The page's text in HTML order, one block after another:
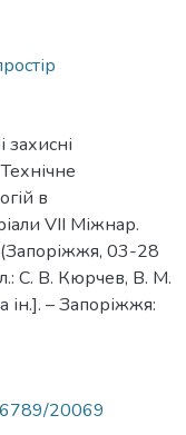
в
VІІ Міжнар.
(Запоріжжя, 03-28
С. В. Кюрчев, В. М.
ін.]. – Запоріжжя:
20069